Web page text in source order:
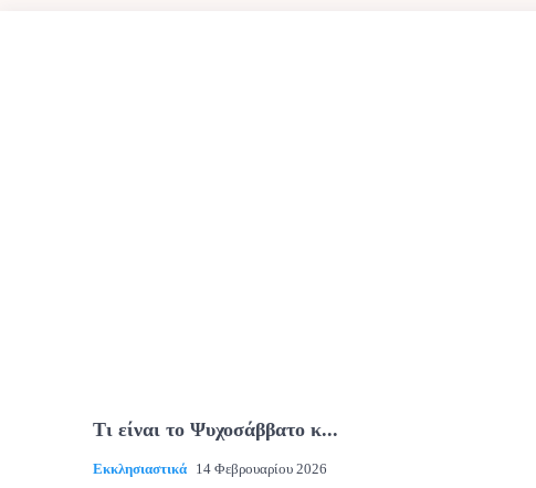
Τι είναι το Ψυχοσάββατο κ...
Εκκλησιαστικά 14 Φεβρουαρίου 2026